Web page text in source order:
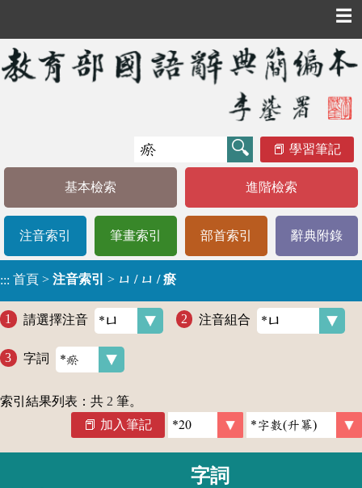
☰
學習筆記
基本檢索 進階檢索
注音索引 筆畫索引 部首索引 辭典附錄
::: 首頁 > 注音索引 > ㄩ / ㄩ / 瘀
請選擇注音 注音組合
字詞
索引結果列表：共 2 筆。
加入筆記
字詞